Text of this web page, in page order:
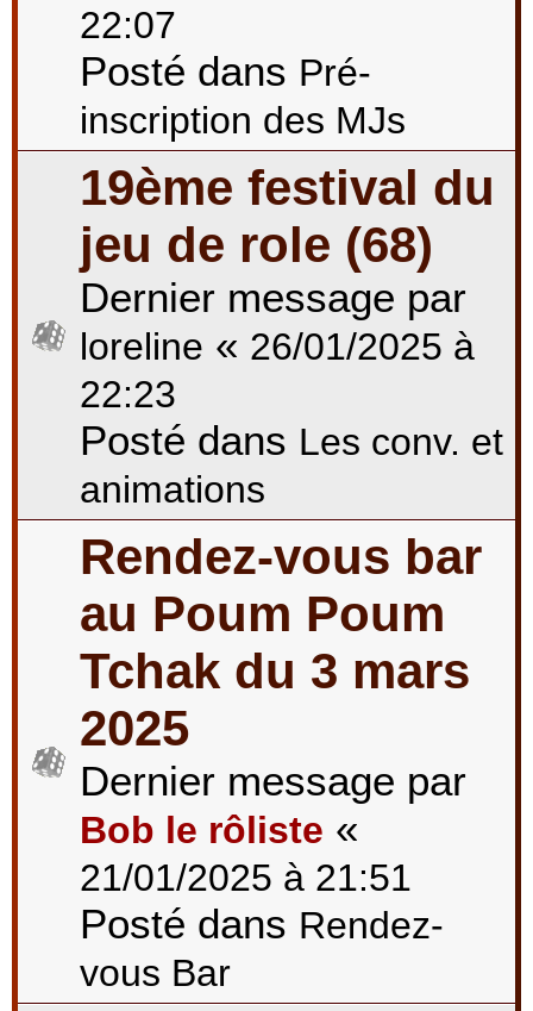
22:07
Posté dans Pré-
inscription des MJs
19ème festival du
jeu de role (68)
Dernier message par
loreline « 26/01/2025 à
22:23
Posté dans Les conv. et
animations
Rendez-vous bar
au Poum Poum
Tchak du 3 mars
2025
Dernier message par
Bob le rôliste «
21/01/2025 à 21:51
Posté dans Rendez-
vous Bar